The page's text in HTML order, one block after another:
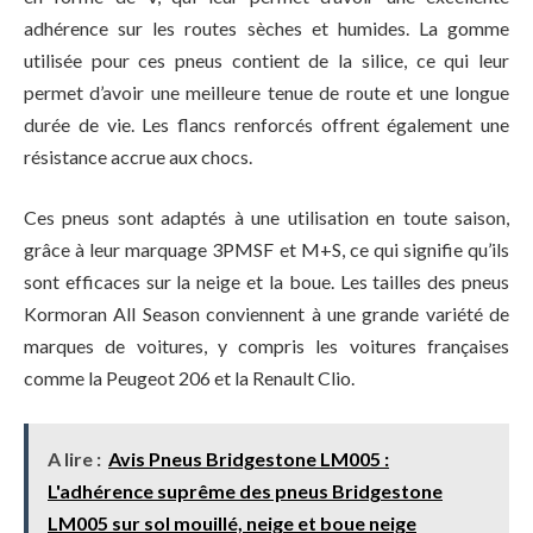
adhérence sur les routes sèches et humides. La gomme
utilisée pour ces pneus contient de la silice, ce qui leur
permet d’avoir une meilleure tenue de route et une longue
durée de vie. Les flancs renforcés offrent également une
résistance accrue aux chocs.
Ces pneus sont adaptés à une utilisation en toute saison,
grâce à leur marquage 3PMSF et M+S, ce qui signifie qu’ils
sont efficaces sur la neige et la boue. Les tailles des pneus
Kormoran All Season conviennent à une grande variété de
marques de voitures, y compris les voitures françaises
comme la Peugeot 206 et la Renault Clio.
A lire : Avis Pneus Bridgestone LM005 :
L'adhérence suprême des pneus Bridgestone
LM005 sur sol mouillé, neige et boue neige